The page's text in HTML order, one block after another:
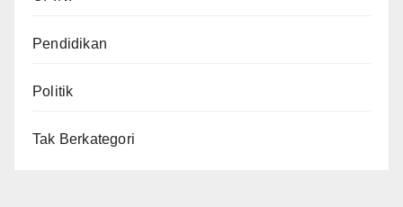
Pendidikan
Politik
Tak Berkategori